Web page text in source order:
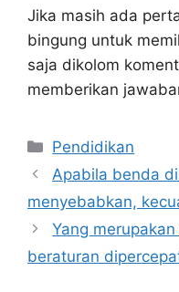
Jika masih ada
bingung untuk
saja dikolom
memberikan
Kategori
Pendidikan
Apabila benda
menyebabkan,
Yang
beraturan